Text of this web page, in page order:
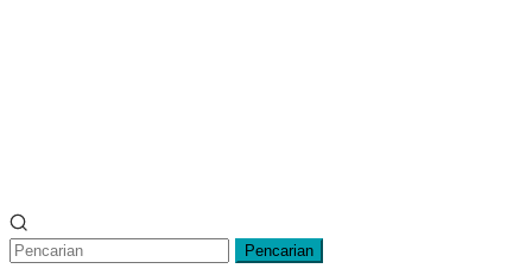
Pencarian